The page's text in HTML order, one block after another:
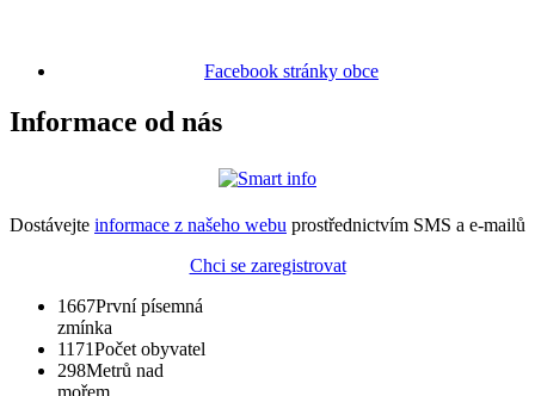
Facebook stránky obce
Informace od nás
Dostávejte informace z našeho webu prostřednictvím SMS a e-mailů
Chci se zaregistrovat
1667První písemná
zmínka
1171Počet obyvatel
298Metrů nad
mořem